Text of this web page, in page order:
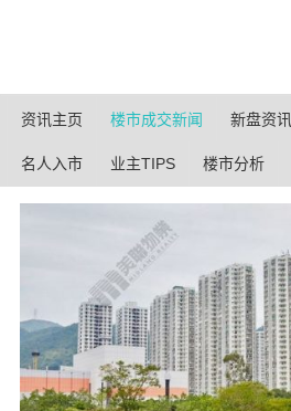
资讯主页 楼市成交新闻 新盘资讯
名人入市 业主TIPS 楼市分析